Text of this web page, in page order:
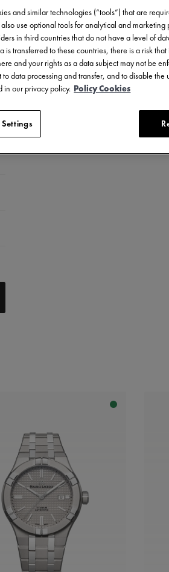
and similar technologies (“tools”) that are
use optional tools for analytical and marketing
in third countries that do not have a level of
is transferred to these countries, there is a risk
and your rights as a data subject may not be
to data processing and transfer, and to disable
in our privacy policy. Policy Cookies